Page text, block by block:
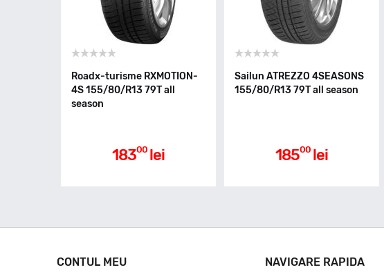
Roadx-turisme RXMOTION-
4S 155/80/R13 79T all
season
18300 lei
Sailun ATREZZO 4SEASONS
155/80/R13 79T all season
18500 lei
CONTUL MEU NAVIGARE RAPIDA